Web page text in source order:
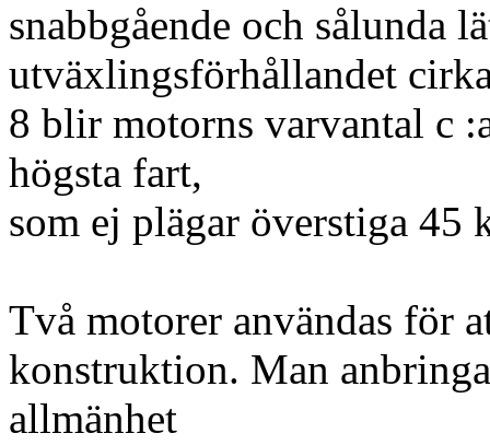
snabbgående och sålunda
utväxlingsförhållandet
8 blir motorns varvantal c
högsta fart,
som ej plägar överstiga 45
Två motorer användas för
konstruktion. Man
allmänhet